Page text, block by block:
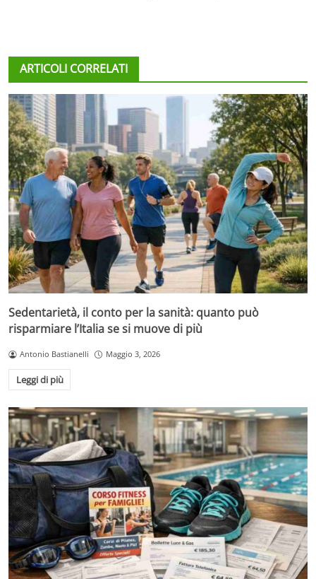
ARTICOLI CORRELATI
Sedentarietà, il conto per la sanità: quanto può
risparmiare l’Italia se si muove di più
Antonio Bastianelli Maggio 3, 2026
Leggi di più